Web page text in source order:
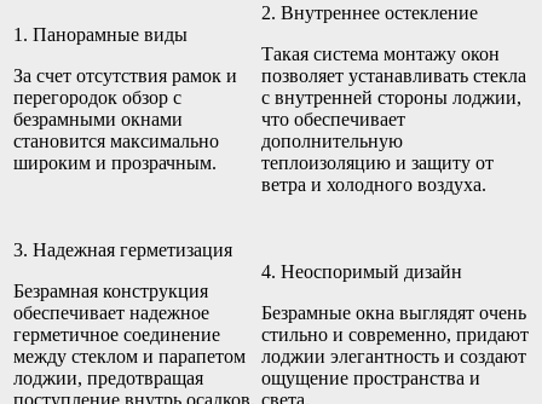
1. Панорамные виды
За счет отсутствия рамок и
перегородок обзор с
безрамными окнами
становится максимально
широким и прозрачным.
2. Внутреннее остекление
Такая система монтажу окон
позволяет устанавливать стекла
с внутренней стороны лоджии,
что обеспечивает
дополнительную
теплоизоляцию и защиту от
ветра и холодного воздуха.
3. Надежная герметизация
Безрамная конструкция
обеспечивает надежное
герметичное соединение
между стеклом и парапетом
лоджии, предотвращая
поступление внутрь осадков,
4. Неоспоримый дизайн
Безрамные окна выглядят очень
стильно и современно, придают
лоджии элегантность и создают
ощущение пространства и
света.